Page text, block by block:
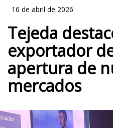
16 de abril de 2026
Tejeda
exportador
apertura de
mercados